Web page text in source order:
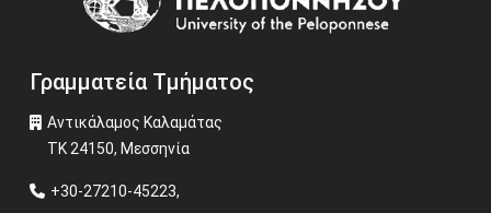
Γραμματεία Τμήματος
Αντικάλαμος Καλαμάτας
ΤΚ 24150, Μεσσηνία
+30-27210-45223,